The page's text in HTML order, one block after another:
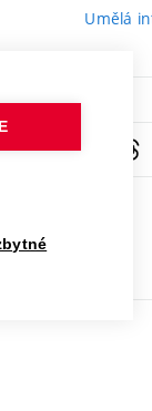
Umělá